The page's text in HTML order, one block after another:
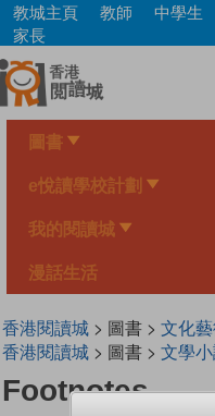
Skip
main
content
教城主頁 教師 中學生
家長
圖書
e悅讀學校計劃
我的閱讀城
漫話生活
香港閱讀城> 圖書 > 文化
香港閱讀城> 圖書 > 文學
Footnotes